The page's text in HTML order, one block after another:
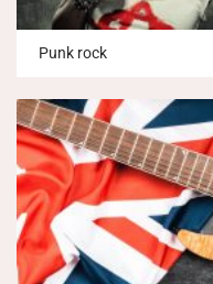
Punk rock